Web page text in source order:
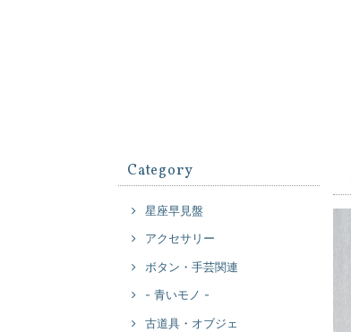
Category
星座早見盤
アクセサリー
ボタン・手芸関連
- 青いモノ -
古道具・オブジェ